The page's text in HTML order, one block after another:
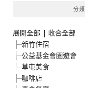
分類
展開全部 | 收合全部
新竹住宿
公益基金會園遊會
草屯美食
咖啡店